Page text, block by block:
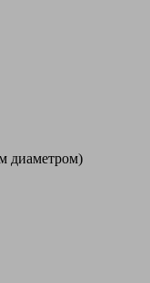
диаметром)